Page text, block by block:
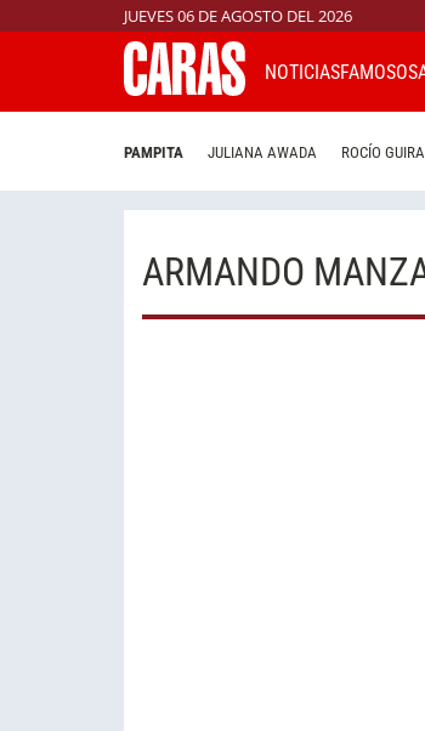
JUEVES 06 DE AGOSTO DEL 2026
NOTICIASFAMOSOS
PAMPITA JULIANA AWADA ROCÍO
ARMANDO